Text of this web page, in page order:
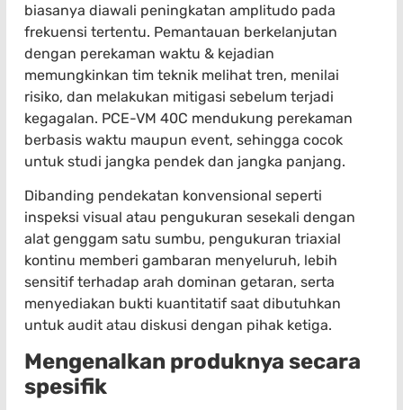
biasanya diawali peningkatan amplitudo pada
frekuensi tertentu. Pemantauan berkelanjutan
dengan perekaman waktu & kejadian
memungkinkan tim teknik melihat tren, menilai
risiko, dan melakukan mitigasi sebelum terjadi
kegagalan. PCE-VM 40C mendukung perekaman
berbasis waktu maupun event, sehingga cocok
untuk studi jangka pendek dan jangka panjang.
Dibanding pendekatan konvensional seperti
inspeksi visual atau pengukuran sesekali dengan
alat genggam satu sumbu, pengukuran triaxial
kontinu memberi gambaran menyeluruh, lebih
sensitif terhadap arah dominan getaran, serta
menyediakan bukti kuantitatif saat dibutuhkan
untuk audit atau diskusi dengan pihak ketiga.
Mengenalkan produknya secara
spesifik